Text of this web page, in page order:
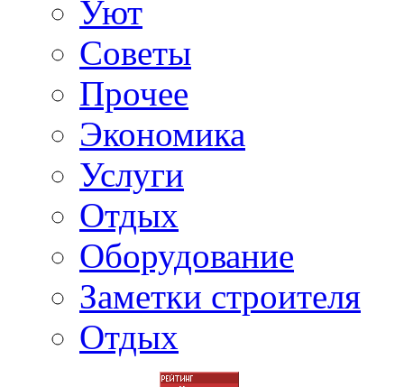
Уют
Советы
Прочее
Экономика
Услуги
Отдых
Оборудование
Заметки строителя
Отдых